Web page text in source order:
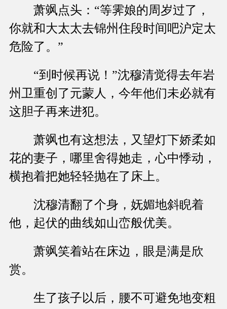
萧飒点头：“等霁娘的周岁过了，
你就和大太太去锦州住段时间吧沪定太
危险了。”
“到时候再说！”沈穆清觉得去年岩
州卫重创了元蒙人，今年他们未必就有
这胆子再来进犯。
萧飒也有这想法，又望灯下娇柔如
花的妻子，哪里舍得她走，心中悸动，
横抱着把她轻轻抛在了床上。
沈穆清翻了个身，妩媚地斜睨着
他，起伏的曲线如山峦般优美。
萧飒笑着站在床边，眼是满是欣
赏。
生了孩子以后，腰不可避免地变粗